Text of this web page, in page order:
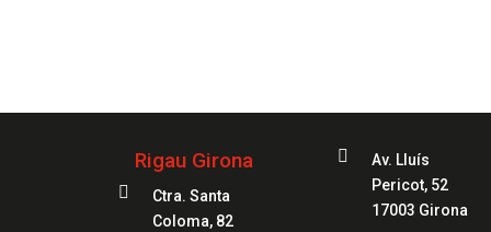
Rigau Girona

Ctra. Santa
Coloma, 82

Av. Lluís
Pericot, 52
17003 Girona